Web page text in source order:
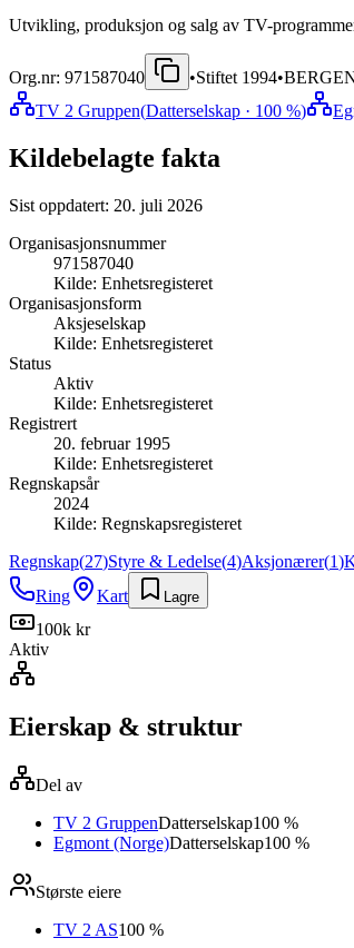
Utvikling, produksjon og salg av TV-
Org.nr: 971587040 •Stiftet 1994•
TV 2 Gruppen(Datterselskap · 100 %)
Kildebelagte fakta
Sist oppdatert: 20. juli 2026
Organisasjonsnummer
971587040
Kilde: Enhetsregisteret
Organisasjonsform
Aksjeselskap
Kilde: Enhetsregisteret
Status
Aktiv
Kilde: Enhetsregisteret
Registrert
20. februar 1995
Kilde: Enhetsregisteret
Regnskapsår
2024
Kilde: Regnskapsregisteret
Regnskap(27)Styre & Ledelse(4)Aksjonærer(1)
Ring
Kart Lagre
100k kr
Aktiv
Eierskap & struktur
Del av
TV 2 GruppenDatterselskap100 %
Egmont (Norge)Datterselskap100 %
Største eiere
TV 2 AS100 %